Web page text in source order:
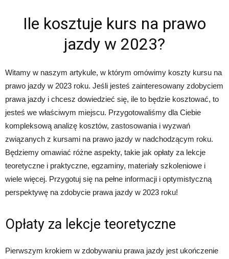
Ile kosztuje kurs na prawo
jazdy w 2023?
Witamy w naszym artykule, w którym omówimy koszty kursu na
prawo jazdy w 2023 roku. Jeśli jesteś zainteresowany zdobyciem
prawa jazdy i chcesz dowiedzieć się, ile to będzie kosztować, to
jesteś we właściwym miejscu. Przygotowaliśmy dla Ciebie
kompleksową analizę kosztów, zastosowania i wyzwań
związanych z kursami na prawo jazdy w nadchodzącym roku.
Będziemy omawiać różne aspekty, takie jak opłaty za lekcje
teoretyczne i praktyczne, egzaminy, materiały szkoleniowe i
wiele więcej. Przygotuj się na pełne informacji i optymistyczną
perspektywę na zdobycie prawa jazdy w 2023 roku!
Opłaty za lekcje teoretyczne
Pierwszym krokiem w zdobywaniu prawa jazdy jest ukończenie